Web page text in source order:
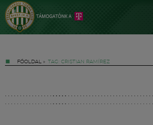
FŐOLDAL » TAG: CRISTIAN RAMÍREZ